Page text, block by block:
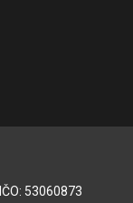
53060873